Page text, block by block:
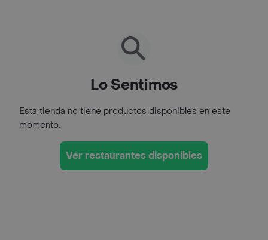
Lo Sentimos
Esta tienda no tiene productos disponibles en este
momento.
Ver restaurantes disponibles